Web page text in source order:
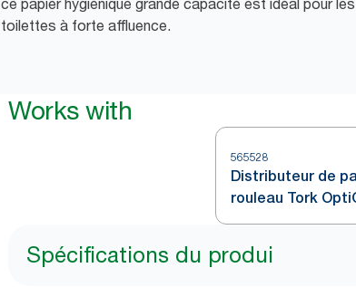
ce papier hygiénique grande capacité est idéal pour les
toilettes à forte affluence.
Works with
565528
Distributeur de
rouleau Tork
T10
Spécifications du produi